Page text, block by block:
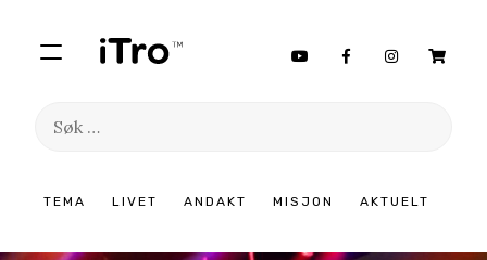
TEMA LIVET ANDAKT MISJON AKTUELT
Søk
innhold